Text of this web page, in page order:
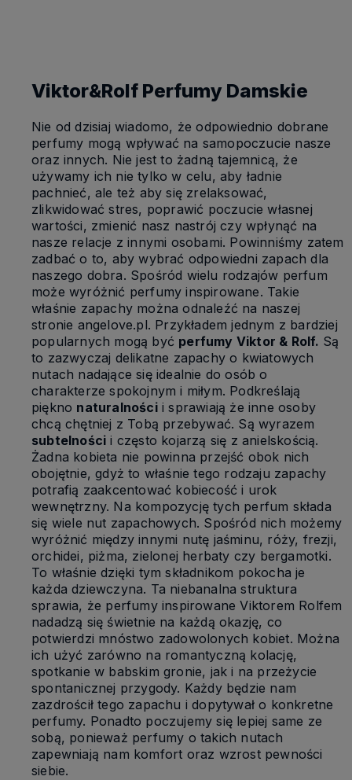
Viktor&Rolf Perfumy Damskie
Nie od dzisiaj wiadomo, że odpowiednio dobrane
perfumy mogą wpływać na samopoczucie nasze
oraz innych. Nie jest to żadną tajemnicą, że
używamy ich nie tylko w celu, aby ładnie
pachnieć, ale też aby się zrelaksować,
zlikwidować stres, poprawić poczucie własnej
wartości, zmienić nasz nastrój czy wpłynąć na
nasze relacje z innymi osobami. Powinniśmy zatem
zadbać o to, aby wybrać odpowiedni zapach dla
naszego dobra. Spośród wielu rodzajów perfum
może wyróżnić perfumy inspirowane. Takie
właśnie zapachy można odnaleźć na naszej
stronie angelove.pl. Przykładem jednym z bardziej
popularnych mogą być perfumy Viktor & Rolf. Są
to zazwyczaj delikatne zapachy o kwiatowych
nutach nadające się idealnie do osób o
charakterze spokojnym i miłym. Podkreślają
piękno naturalnościi sprawiają że inne osoby
chcą chętniej z Tobą przebywać. Są wyrazem
subtelności i często kojarzą się z anielskością.
Żadna kobieta nie powinna przejść obok nich
obojętnie, gdyż to właśnie tego rodzaju zapachy
potrafią zaakcentować kobiecość i urok
wewnętrzny. Na kompozycję tych perfum składa
się wiele nut zapachowych. Spośród nich możemy
wyróżnić między innymi nutę jaśminu, róży, frezji,
orchidei, piżma, zielonej herbaty czy bergamotki.
To właśnie dzięki tym składnikom pokocha je
każda dziewczyna. Ta niebanalna struktura
sprawia, że perfumy inspirowane Viktorem Rolfem
nadadzą się świetnie na każdą okazję, co
potwierdzi mnóstwo zadowolonych kobiet. Można
ich użyć zarówno na romantyczną kolację,
spotkanie w babskim gronie, jak i na przeżycie
spontanicznej przygody. Każdy będzie nam
zazdrościł tego zapachu i dopytywał o konkretne
perfumy. Ponadto poczujemy się lepiej same ze
sobą, ponieważ perfumy o takich nutach
zapewniają nam komfort oraz wzrost pewności
siebie.